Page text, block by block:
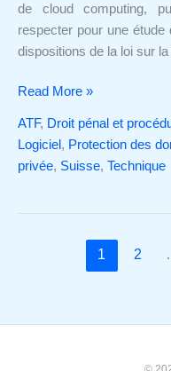
de cloud computing,
respecter pour une étude
dispositions de la loi sur
Read More »
ATF, Droit pénal et
Logiciel , Protection des
privée, Suisse, Technique
1 2